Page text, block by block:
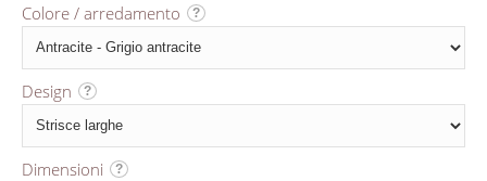
Colore / arredamento ?
Design ?
Dimensioni ?